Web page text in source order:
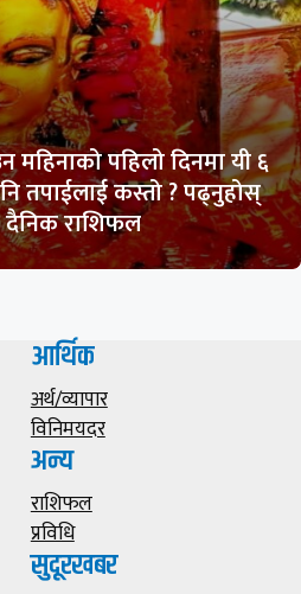
महिनाको पहिलो दिनमा यी ६
तपाईलाई कस्तो ? पढ्नुहोस्
राशिफल
आर्थिक
अर्थ/व्यापार
विनिमयदर
अन्य
राशिफल
प्रविधि
सुदूरखबर